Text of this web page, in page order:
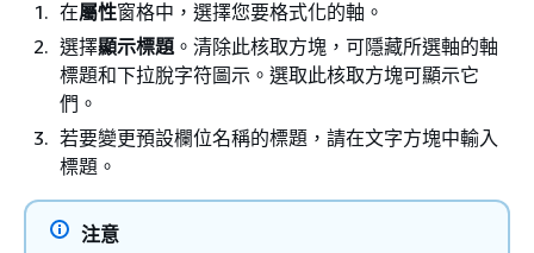
在屬性窗格中，選擇您要格式化的軸。
選擇顯示標題。清除此核取方塊，可隱藏所選軸的軸
標題和下拉脫字符圖示。選取此核取方塊可顯示它
們。
若要變更預設欄位名稱的標題，請在文字方塊中輸入
標題。
注意